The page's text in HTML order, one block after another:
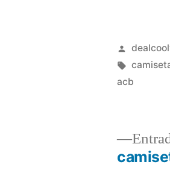
por
acb
Navegación